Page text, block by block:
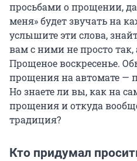
просьбами о прощении,
меня» будет звучать на
услышите эти слова,
вам с ними не просто
Прощеное воскресенье.
прощения на автомате —
Но знаете ли вы, как на
прощения и откуда
традиция?
Кто придумал